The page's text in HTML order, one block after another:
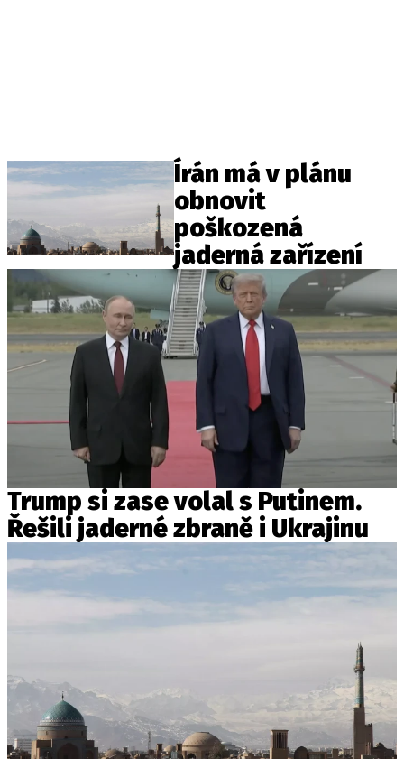
Írán má v plánu
obnovit
poškozená
jaderná zařízení
Trump si zase volal s Putinem.
Řešili jaderné zbraně i Ukrajinu